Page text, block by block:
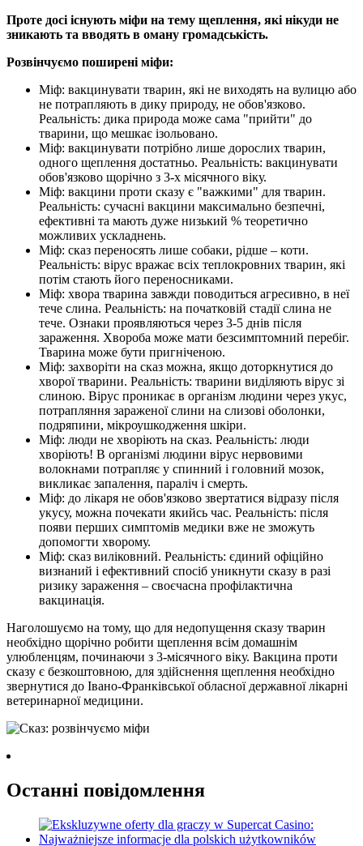
Проте досі існують міфи на тему щеплення, які нікуди не
зникають та вводять в оману громадськість.
Розвінчуємо поширені міфи:
Міф: вакцинувати тварин, які не виходять на вулицю або
не потрапляють в дику природу, не обов'язково.
Реальність: дика природа може сама "прийти" до
тварини, що мешкає ізольовано.
Міф: вакцинувати потрібно лише дорослих тварин,
одного щеплення достатньо. Реальність: вакцинувати
обов'язково щорічно з 3-х місячного віку.
Міф: вакцини проти сказу є "важкими" для тварин.
Реальність: сучасні вакцини максимально безпечні,
ефективні та мають дуже низький % теоретично
можливих ускладнень.
Міф: сказ переносять лише собаки, рідше – коти.
Реальність: вірус вражає всіх теплокровних тварин, які
потім стають його переносниками.
Міф: хвора тварина завжди поводиться агресивно, в неї
тече слина. Реальність: на початковій стадії слина не
тече. Ознаки проявляються через 3-5 днів після
зараження. Хвороба може мати безсимптомний перебіг.
Тварина може бути пригніченою.
Міф: захворіти на сказ можна, якщо доторкнутися до
хворої тварини. Реальність: тварини виділяють вірус зі
слиною. Вірус проникає в організм людини через укус,
потрапляння зараженої слини на слизові оболонки,
подряпини, мікроушкодження шкіри.
Міф: люди не хворіють на сказ. Реальність: люди
хворіють! В організмі людини вірус нервовими
волокнами потрапляє у спинний і головний мозок,
викликає запалення, параліч і смерть.
Міф: до лікаря не обов'язково звертатися відразу після
укусу, можна почекати якийсь час. Реальність: після
появи перших симптомів медики вже не зможуть
допомогти хворому.
Міф: сказ виліковний. Реальність: єдиний офіційно
визнаний і ефективний спосіб уникнути сказу в разі
ризику зараження – своєчасна профілактична
вакцинація.
Наголошуємо на тому, що для недопущення сказу тварин
необхідно щорічно робити щеплення всім домашнім
улюбленцям, починаючи з 3-місячного віку. Вакцина проти
сказу є безкоштовною, для здійснення щеплення необхідно
звернутися до Івано-Франківської обласної державної лікарні
ветеринарної медицини.
Останні повідомлення